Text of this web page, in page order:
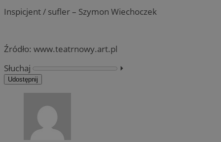
Inspicjent / sufler – Szymon Wiechoczek
Źródło: www.teatrnowy.art.pl
Słuchaj
⏵︎
Udostępnij